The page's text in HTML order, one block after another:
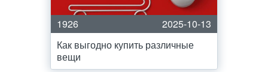
1926
2025-10-13
Как выгодно купить различные
вещи